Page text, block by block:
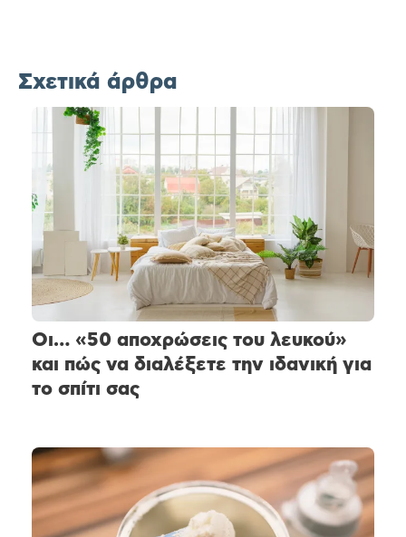
Σχετικά άρθρα
Οι… «50 αποχρώσεις του λευκού»
και πώς να διαλέξετε την ιδανική για
το σπίτι σας